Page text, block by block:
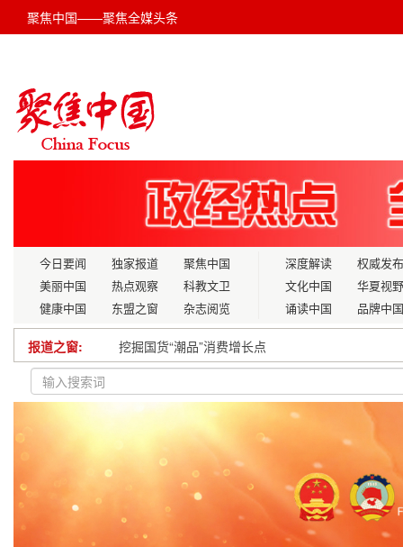
聚焦中国——聚焦全媒头条
今日要闻 独家报道
聚焦中国
美丽中国
热点观察
科教文卫
健康中国
东盟之窗 杂志阅览
深度解读
权威发布
文化中国
华夏视野
诵读中国
品牌中国
报道之窗:
挖掘国货“潮品”消费增长点
黑龙江省调整城乡居民基本养老保险缴费档次 每
长三角一体化，更好“先行探路、引领示范、辐射带
文旅元宇宙打造新体验 虚实融合赋能景区价值延展
优质文旅新品成市场新宠